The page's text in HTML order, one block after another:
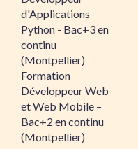
d'Applications
Python - Bac+3 en
continu
(Montpellier)
Formation
Développeur Web
et Web Mobile –
Bac+2 en continu
(Montpellier)